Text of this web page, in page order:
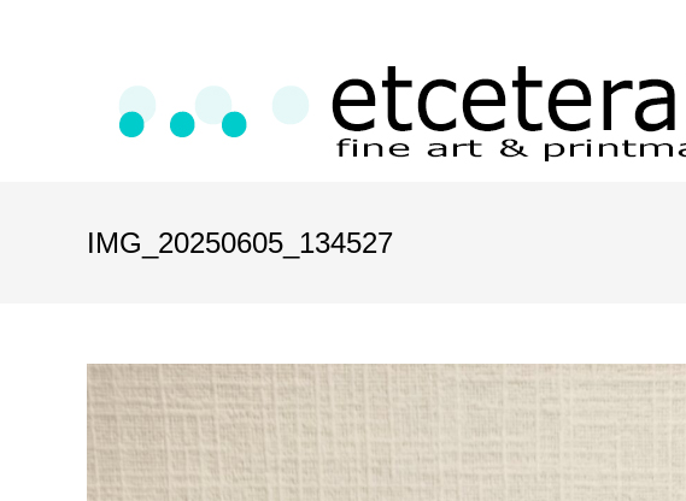
IMG_20250605_134527